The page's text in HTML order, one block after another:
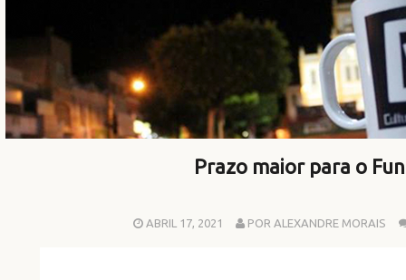
Prazo maior para o
ABRIL 17, 2021 POR ALEXANDRE MORAIS